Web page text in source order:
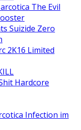
The Evil
Suizide Zero
2K16 Limited
Hardcore
Infection im